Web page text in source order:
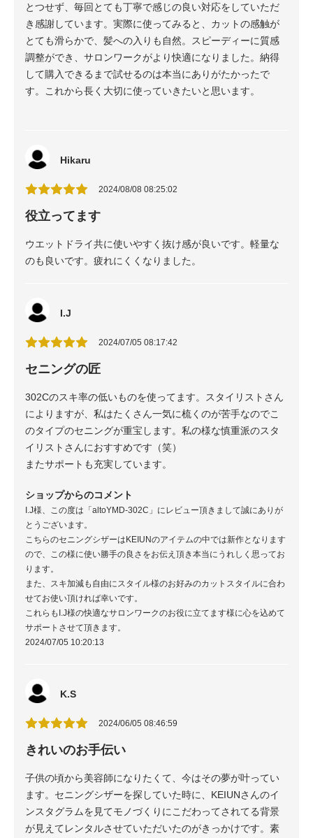
とつせず、毎回とても丁寧で感じの良い対応をしていただ
き感謝しています。実際に使ってみると、カットの感触が
とても滑らかで、髪への入りも自然。スピーディーに質感
調整ができ、サロンワークがより快適になりました。納得
して購入できるまで試せるのは本当にありがたかったで
す。これから長く大切に使っていきたいと思います。
Hikaru
2024/08/08 08:25:02
役立ってます
ウエットドライ共に使いやすく抜け感が良いです。軽量な
のも良いです。疲れにくくなりました。
I.J
2024/07/05 08:17:42
セニングの匠
302Cのスキ率の低いものを使ってます。スタイリストさん
によりますが、私はたくさん一気に梳くのが苦手なのでこ
のタイプのセニングが重宝します。私の様な慎重派のスタ
イリストさんにおすすめです（笑）
またサポートも充実しています。
ショップからのコメント
I.J様、この度は「altoYMD-302C」にレビュー頂きまして誠にありが
とうございます。
こちらのセニングシザーはKEIUNのアイテムの中では新作となります
ので、この様に使い勝手の良さをお伝え頂き本当にうれしく思ってお
ります。
また、スキ加減も自由にスタイル様のお好みのカットスタイルに合わ
せてお使い頂ければ幸いです。
これらもI.J様の快適なサロンワークのお役に立てます様に心を込めて
サポートさせて頂きます。
2024/07/05 10:20:13
K.S
2024/06/05 08:46:59
きれいのお手伝い
子供の頃から美容師になりたくて、今はその夢が叶ってい
ます。セニングシザーを探していた時に、KEIUNさんのイ
ンスタグラムを見てモノづくりにこだわってされてる背景
が見えてレンタルさせていただいたのがきっかけです。素